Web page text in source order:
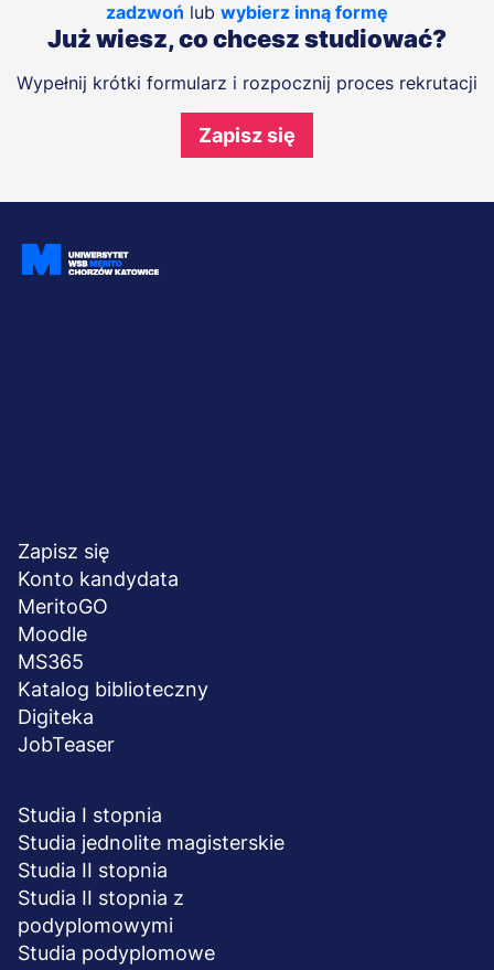
zadzwoń lub wybierz inną formę
Już wiesz, co chcesz studiować?
Wypełnij krótki formularz i rozpocznij proces rekrutacji
Zapisz się
stopka
Zapisz się
Konto kandydata
MeritoGO
Moodle
MS365
Katalog biblioteczny
Digiteka
JobTeaser
Studia I stopnia
Studia jednolite magisterskie
Studia II stopnia
Studia II stopnia z
podyplomowymi
Studia podyplomowe